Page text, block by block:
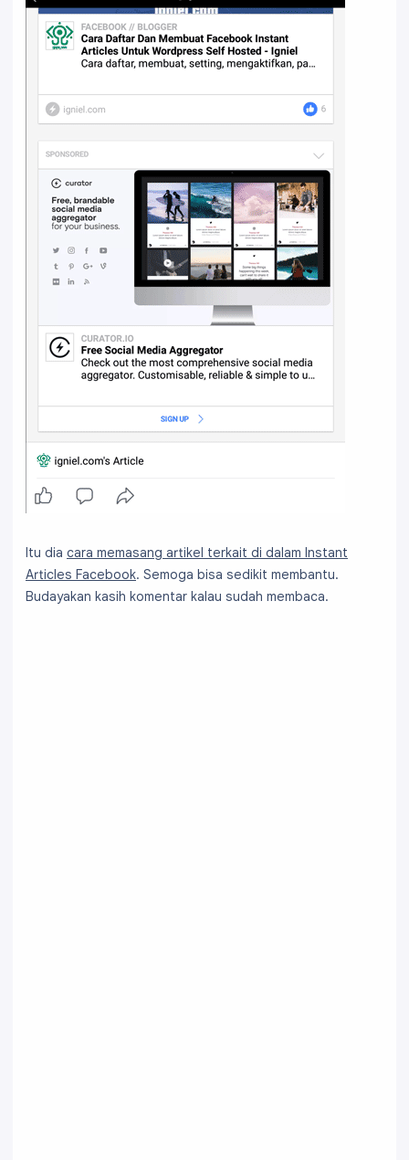
Itu dia cara memasang artikel terkait di dalam Instant
Articles Facebook. Semoga bisa sedikit membantu.
Budayakan kasih komentar kalau sudah membaca.